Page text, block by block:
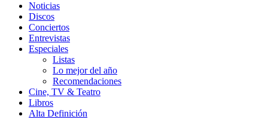
Noticias
Discos
Conciertos
Entrevistas
Especiales
Listas
Lo mejor del año
Recomendaciones
Cine, TV & Teatro
Libros
Alta Definición